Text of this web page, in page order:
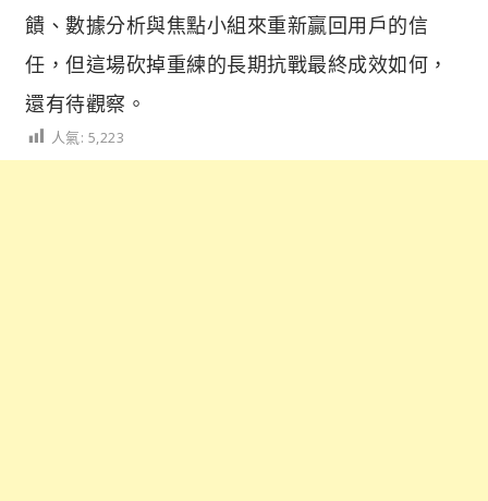
饋、數據分析與焦點小組來重新贏回用戶的信
任，但這場砍掉重練的長期抗戰最終成效如何，
還有待觀察。
人氣: 5,223